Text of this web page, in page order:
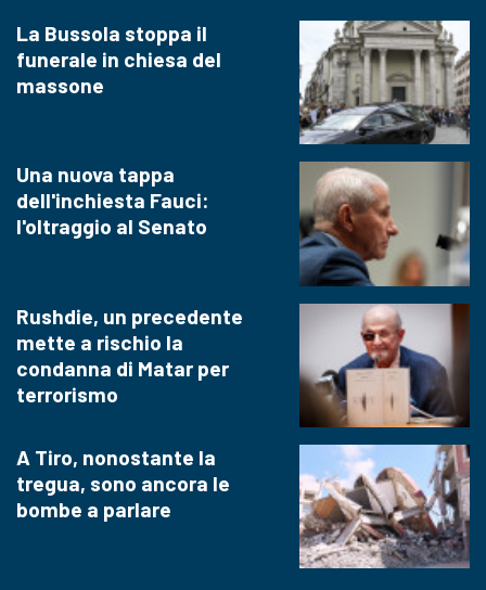
La Bussola stoppa il
funerale in chiesa del
massone
Una nuova tappa
dell'inchiesta Fauci:
l'oltraggio al Senato
Rushdie, un precedente
mette a rischio la
condanna di Matar per
terrorismo
A Tiro, nonostante la
tregua, sono ancora le
bombe a parlare